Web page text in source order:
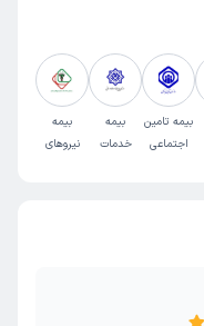
بیمه تامین
اجتماعی
بیمه
خدمات
بیمه
نیروهای